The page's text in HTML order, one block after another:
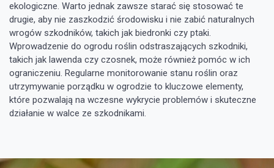
ekologiczne. Warto jednak zawsze starać się stosować te
drugie, aby nie zaszkodzić środowisku i nie zabić naturalnych
wrogów szkodników, takich jak biedronki czy ptaki.
Wprowadzenie do ogrodu roślin odstraszających szkodniki,
takich jak lawenda czy czosnek, może również pomóc w ich
ograniczeniu. Regularne monitorowanie stanu roślin oraz
utrzymywanie porządku w ogrodzie to kluczowe elementy,
które pozwalają na wczesne wykrycie problemów i skuteczne
działanie w walce ze szkodnikami.